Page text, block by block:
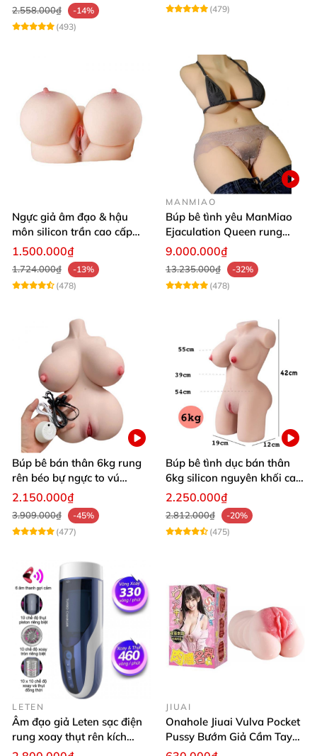
2.558.000₫
-14%
(493)
(479)
Ngực giả âm đạo & hậu
môn silicon trần cao cấp
mềm mịn - Man
Mastuebator 3kg
1.500.000₫
1.724.000₫
-13%
(478)
MANMIAO
Búp bê tình yêu ManMiao
Ejaculation Queen rung
cảm biến sưởi ấm phun
nước thông minh
9.000.000₫
13.235.000₫
-32%
(478)
Búp bê bán thân 6kg rung
rên béo bự ngực to vú
khủng siêu múp
2.150.000₫
3.909.000₫
-45%
(477)
Búp bê tình dục bán thân
6kg silicon nguyên khối cao
cấp giá rẻ
2.250.000₫
2.812.000₫
-20%
(475)
LETEN
Âm đạo giả Leten sạc điện
rung xoay thụt rên kích
thích phê
JIUAI
Onahole Jiuai Vulva Pocket
Pussy Bướm Giả Cầm Tay
Thiết Kế Mô Phỏng Chân